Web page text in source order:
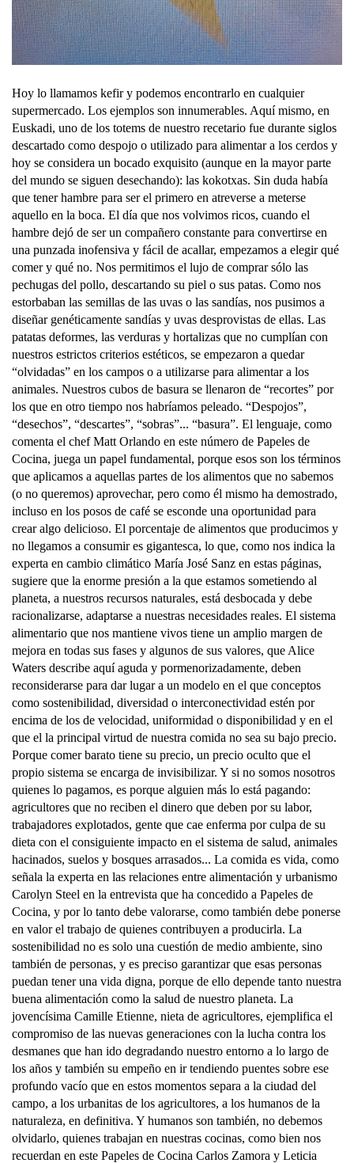
Hoy lo llamamos kefir y podemos encontrarlo en cualquier
supermercado. Los ejemplos son innumerables. Aquí mismo, en
Euskadi, uno de los totems de nuestro recetario fue durante siglos
descartado como despojo o utilizado para alimentar a los cerdos y
hoy se considera un bocado exquisito (aunque en la mayor parte
del mundo se siguen desechando): las kokotxas. Sin duda había
que tener hambre para ser el primero en atreverse a meterse
aquello en la boca. El día que nos volvimos ricos, cuando el
hambre dejó de ser un compañero constante para convertirse en
una punzada inofensiva y fácil de acallar, empezamos a elegir qué
comer y qué no. Nos permitimos el lujo de comprar sólo las
pechugas del pollo, descartando su piel o sus patas. Como nos
estorbaban las semillas de las uvas o las sandías, nos pusimos a
diseñar genéticamente sandías y uvas desprovistas de ellas. Las
patatas deformes, las verduras y hortalizas que no cumplían con
nuestros estrictos criterios estéticos, se empezaron a quedar
“olvidadas” en los campos o a utilizarse para alimentar a los
animales. Nuestros cubos de basura se llenaron de “recortes” por
los que en otro tiempo nos habríamos peleado. “Despojos”,
“desechos”, “descartes”, “sobras”... “basura”. El lenguaje, como
comenta el chef Matt Orlando en este número de Papeles de
Cocina, juega un papel fundamental, porque esos son los términos
que aplicamos a aquellas partes de los alimentos que no sabemos
(o no queremos) aprovechar, pero como él mismo ha demostrado,
incluso en los posos de café se esconde una oportunidad para
crear algo delicioso. El porcentaje de alimentos que producimos y
no llegamos a consumir es gigantesca, lo que, como nos indica la
experta en cambio climático María José Sanz en estas páginas,
sugiere que la enorme presión a la que estamos sometiendo al
planeta, a nuestros recursos naturales, está desbocada y debe
racionalizarse, adaptarse a nuestras necesidades reales. El sistema
alimentario que nos mantiene vivos tiene un amplio margen de
mejora en todas sus fases y algunos de sus valores, que Alice
Waters describe aquí aguda y pormenorizadamente, deben
reconsiderarse para dar lugar a un modelo en el que conceptos
como sostenibilidad, diversidad o interconectividad estén por
encima de los de velocidad, uniformidad o disponibilidad y en el
que el la principal virtud de nuestra comida no sea su bajo precio.
Porque comer barato tiene su precio, un precio oculto que el
propio sistema se encarga de invisibilizar. Y si no somos nosotros
quienes lo pagamos, es porque alguien más lo está pagando:
agricultores que no reciben el dinero que deben por su labor,
trabajadores explotados, gente que cae enferma por culpa de su
dieta con el consiguiente impacto en el sistema de salud, animales
hacinados, suelos y bosques arrasados... La comida es vida, como
señala la experta en las relaciones entre alimentación y urbanismo
Carolyn Steel en la entrevista que ha concedido a Papeles de
Cocina, y por lo tanto debe valorarse, como también debe ponerse
en valor el trabajo de quienes contribuyen a producirla. La
sostenibilidad no es solo una cuestión de medio ambiente, sino
también de personas, y es preciso garantizar que esas personas
puedan tener una vida digna, porque de ello depende tanto nuestra
buena alimentación como la salud de nuestro planeta. La
jovencísima Camille Etienne, nieta de agricultores, ejemplifica el
compromiso de las nuevas generaciones con la lucha contra los
desmanes que han ido degradando nuestro entorno a lo largo de
los años y también su empeño en ir tendiendo puentes sobre ese
profundo vacío que en estos momentos separa a la ciudad del
campo, a los urbanitas de los agricultores, a los humanos de la
naturaleza, en definitiva. Y humanos son también, no debemos
olvidarlo, quienes trabajan en nuestras cocinas, como bien nos
recuerdan en este Papeles de Cocina Carlos Zamora y Leticia